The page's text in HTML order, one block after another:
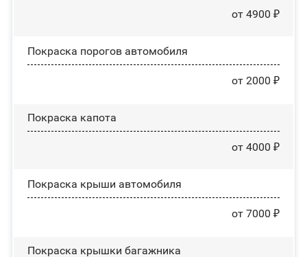
от 4900 ₽
Покраска порогов автомобиля
от 2000 ₽
Покраска капота
от 4000 ₽
Покраска крыши автомобиля
от 7000 ₽
Покраска крышки багажника